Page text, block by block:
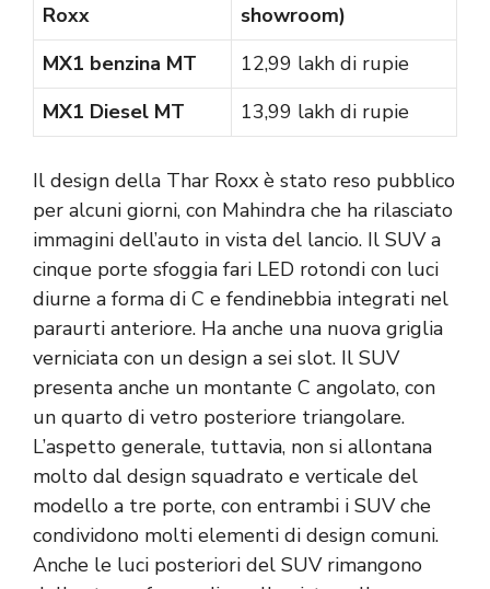
Roxx
showroom)
MX1 benzina MT
12,99 lakh di rupie
MX1 Diesel MT
13,99 lakh di rupie
Il design della Thar Roxx è stato reso pubblico
per alcuni giorni, con Mahindra che ha rilasciato
immagini dell’auto in vista del lancio. Il SUV a
cinque porte sfoggia fari LED rotondi con luci
diurne a forma di C e fendinebbia integrati nel
paraurti anteriore. Ha anche una nuova griglia
verniciata con un design a sei slot. Il SUV
presenta anche un montante C angolato, con
un quarto di vetro posteriore triangolare.
L’aspetto generale, tuttavia, non si allontana
molto dal design squadrato e verticale del
modello a tre porte, con entrambi i SUV che
condividono molti elementi di design comuni.
Anche le luci posteriori del SUV rimangono